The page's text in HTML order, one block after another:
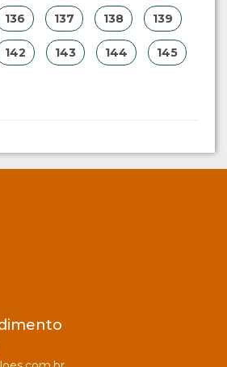
136 137 138 139
142 143 144 145